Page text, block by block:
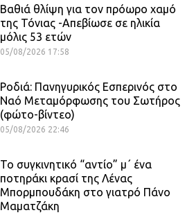
Βαθιά θλίψη για τον πρόωρο χαμό
της Τόνιας -Απεβίωσε σε ηλικία
μόλις 53 ετών
05/08/2026 17:58
Ροδιά: Πανηγυρικός Εσπερινός στο
Ναό Μεταμόρφωσης του Σωτήρος
(φώτο-βίντεο)
05/08/2026 22:46
Το συγκινητικό “αντίο” μ΄ ένα
ποτηράκι κρασί της Λένας
Μπορμπουδάκη στο γιατρό Πάνο
Μαματζάκη